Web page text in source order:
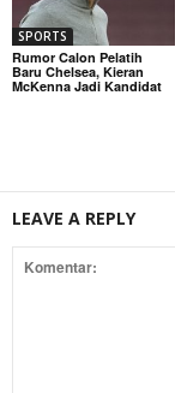
SPORTS
Rumor Calon Pelatih
Baru Chelsea, Kieran
McKenna Jadi Kandidat
LEAVE A REPLY